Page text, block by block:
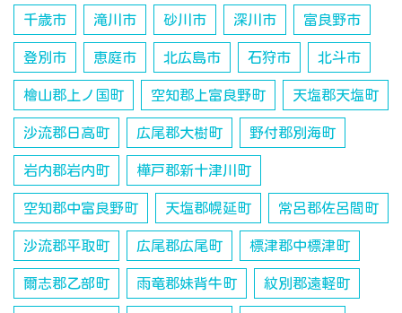
千歳市 滝川市 砂川市 深川市 富良野市
登別市 恵庭市 北広島市 石狩市 北斗市
檜山郡上ノ国町 空知郡上富良野町 天塩郡天塩町
沙流郡日高町 広尾郡大樹町 野付郡別海町
岩内郡岩内町 樺戸郡新十津川町
空知郡中富良野町 天塩郡幌延町 常呂郡佐呂間町
沙流郡平取町 広尾郡広尾町 標津郡中標津町
爾志郡乙部町 雨竜郡妹背牛町 紋別郡遠軽町